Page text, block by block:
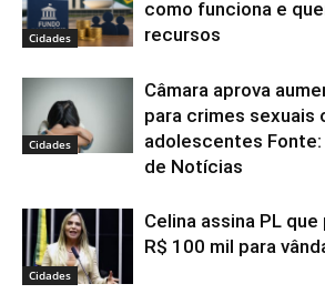
Cidades
como funciona e
recursos
Cidades
Câmara aprova
para crimes sexuais
adolescentes Fonte:
de Notícias
Cidades
Celina assina PL
R$ 100 mil para